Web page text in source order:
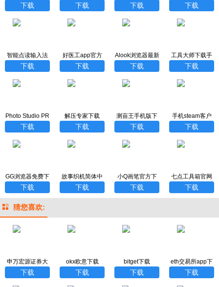
新版
下载
载最新版
下载
连点器手机版
下载
官网手机版
下载
智能点读输入法
下载最新版
下载
好医工app官方
下载
下载
Alook浏览器最新
版
下载
工具大师下载手
机版
下载
Photo Studio PR
O汉化版
下载
解压专家下载
下载
测亩王手机版下
载免费
下载
手机steam客户
端下载官方
下载
GG浏览器免费下
载
下载
故事织机简体中
文版
下载
小Q画笔官方下
载
下载
七点工具箱官网
版下载安装
下载
猜您喜欢:
申万宏源证券大
赢家
下载
okx欧意下载
下载
bitget下载
下载
eth交易所app下
载
下载